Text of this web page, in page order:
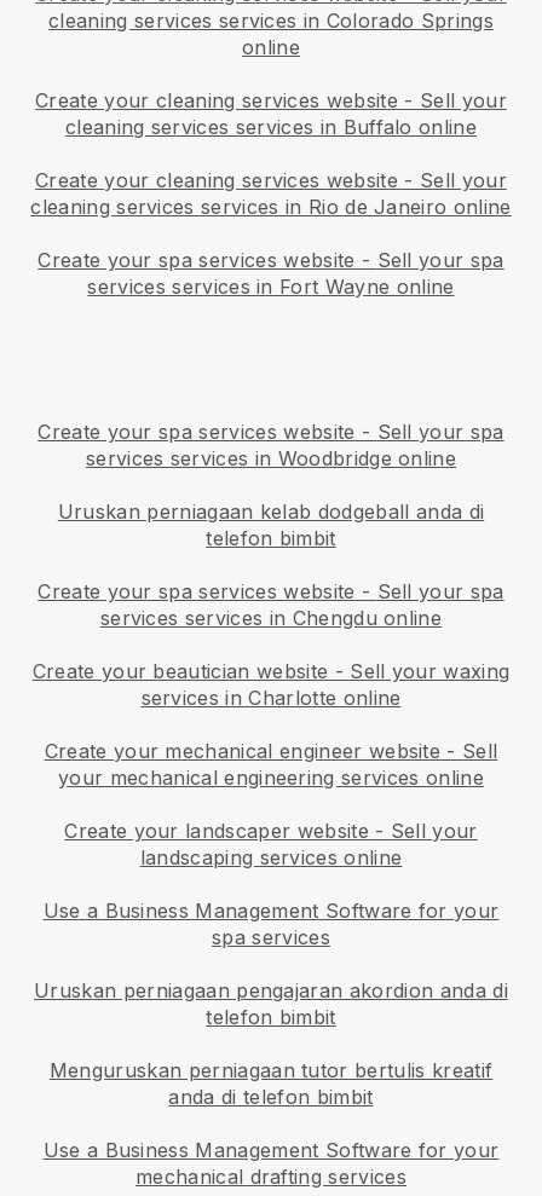
cleaning services services in Colorado Springs
online
Create your cleaning services website - Sell your
cleaning services services in Buffalo online
Create your cleaning services website - Sell your
cleaning services services in Rio de Janeiro online
Create your spa services website - Sell your spa
services services in Fort Wayne online
Create your spa services website - Sell your spa
services services in Woodbridge online
Uruskan perniagaan kelab dodgeball anda di
telefon bimbit
Create your spa services website - Sell your spa
services services in Chengdu online
Create your beautician website - Sell your waxing
services in Charlotte online
Create your mechanical engineer website - Sell
your mechanical engineering services online
Create your landscaper website - Sell your
landscaping services online
Use a Business Management Software for your
spa services
Uruskan perniagaan pengajaran akordion anda di
telefon bimbit
Menguruskan perniagaan tutor bertulis kreatif
anda di telefon bimbit
Use a Business Management Software for your
mechanical drafting services